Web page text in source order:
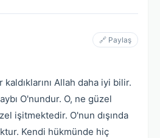
🔗 Paylaş
Allah daha iyi bilir.
O'nundur. O, ne güzel
işitmektedir. O'nun dışında
Kendi hükmünde hiç